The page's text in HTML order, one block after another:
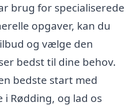
brug for specialiserede
opgaver, kan du
og vælge den
bedst til dine behov.
bedste start med
i Rødding, og lad os